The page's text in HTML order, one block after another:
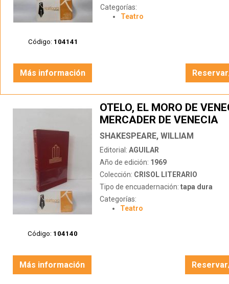
Código: 104141
Categorías:
Teatro
Más información
Código: 104140
OTELO, EL MORO DE
MERCADER DE VENECIA
SHAKESPEARE, WILLIAM
Editorial: AGUILAR
Año de edición: 1969
Colección: CRISOL LITERARIO
Tipo de encuadernación: tapa dura
Categorías:
Teatro
Más información